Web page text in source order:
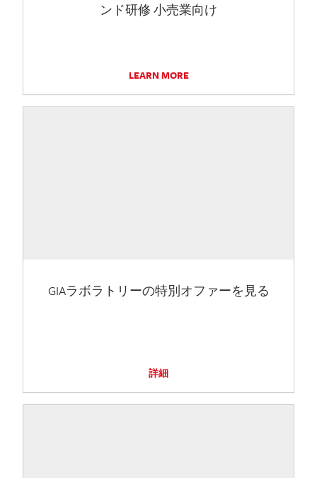
ンド研修 小売業向け
LEARN MORE
GIAラボラトリーの特別オファーを見る
詳細